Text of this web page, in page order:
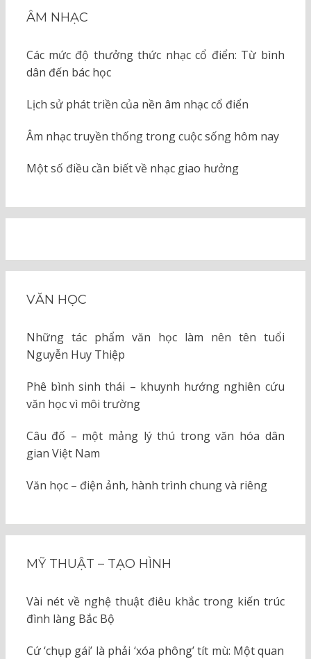
ÂM NHẠC
Các mức độ thưởng thức nhạc cổ điển: Từ bình
dân đến bác học
Lịch sử phát triền của nền âm nhạc cổ điển
Âm nhạc truyền thống trong cuộc sống hôm nay
Một số điều cần biết về nhạc giao hưởng
VĂN HỌC
Những tác phẩm văn học làm nên tên tuổi
Nguyễn Huy Thiệp
Phê bình sinh thái – khuynh hướng nghiên cứu
văn học vì môi trường
Câu đố – một mảng lý thú trong văn hóa dân
gian Việt Nam
Văn học – điện ảnh, hành trình chung và riêng
MỸ THUẬT – TẠO HÌNH
Vài nét về nghệ thuật điêu khắc trong kiến trúc
đình làng Bắc Bộ
Cứ ‘chụp gái’ là phải ‘xóa phông’ tít mù: Một quan